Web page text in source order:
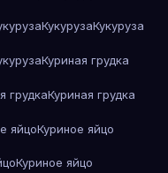
КукурузаКукуруза
Куриная грудка
грудкаКуриная грудка
яйцоКуриное яйцо
Куриное яйцо